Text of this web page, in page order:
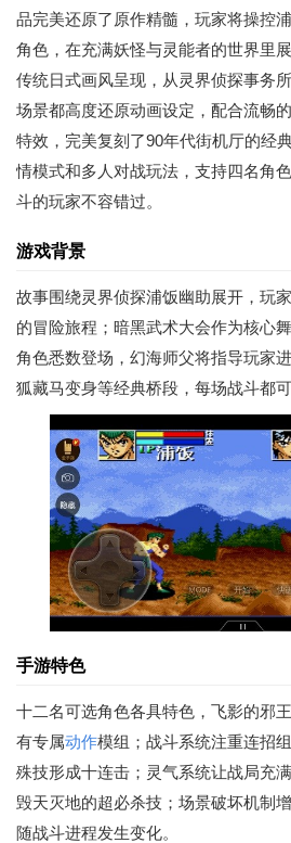
品完美还原了原作精髓，玩家将操控
角色，在充满妖怪与灵能者的世界里
传统日式画风呈现，从灵界侦探事务
场景都高度还原动画设定，配合流畅
特效，完美复刻了90年代街机厅的经
情模式和多人对战玩法，支持四名角
斗的玩家不容错过。
游戏背景
故事围绕灵界侦探浦饭幽助展开，玩
的冒险旅程；暗黑武术大会作为核心
角色悉数登场，幻海师父将指导玩家
狐藏马变身等经典桥段，每场战斗都
手游特色
十二名可选角色各具特色，飞影的邪
有专属动作模组；战斗系统注重连招
殊技形成十连击；灵气系统让战局充
毁天灭地的超必杀技；场景破坏机制
随战斗进程发生变化。